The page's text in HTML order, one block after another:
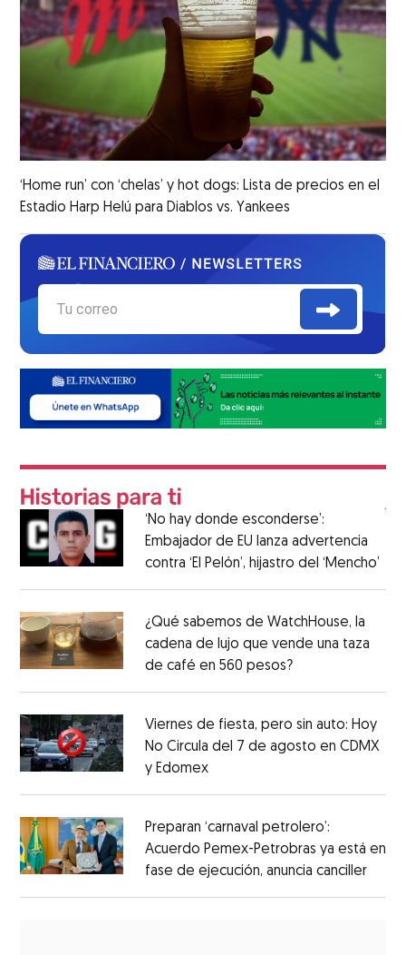
‘Home run’ con ‘chelas’ y hot dogs: Lista de precios en el
Estadio Harp Helú para Diablos vs. Yankees
‘No hay donde esconderse’:
Embajador de EU lanza advertencia
contra ‘El Pelón’, hijastro del ‘Mencho’
¿Qué sabemos de WatchHouse, la
cadena de lujo que vende una taza
de café en 560 pesos?
Viernes de fiesta, pero sin auto: Hoy
No Circula del 7 de agosto en CDMX
y Edomex
Preparan ‘carnaval petrolero’:
Acuerdo Pemex-Petrobras ya está en
fase de ejecución, anuncia canciller